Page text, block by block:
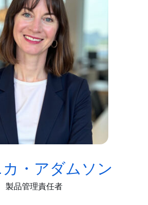
・アダムソン
製品管理責任者